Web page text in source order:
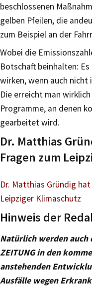
beschlossenen
gelben Pfeilen, die
zum Beispiel an der
Wobei die
Botschaft beinhalten:
wirken, wenn auch
Die erreicht man
Programme, an denen
gearbeitet wird.
Dr. Matthias
Fragen zum
Dr. Matthias Gründig
Leipziger Klimaschutz
Hinweis der
Natürlich werden auch
ZEITUNG in den
anstehenden
Ausfälle wegen